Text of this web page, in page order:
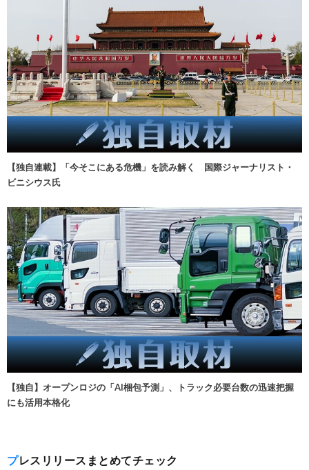
【独自連載】「今そこにある危機」を読み解く 国際ジャーナリスト・
ビニシウス氏
【独自】オープンロジの「AI梱包予測」、トラック必要台数の迅速把握
にも活用本格化
プレスリリースまとめてチェック